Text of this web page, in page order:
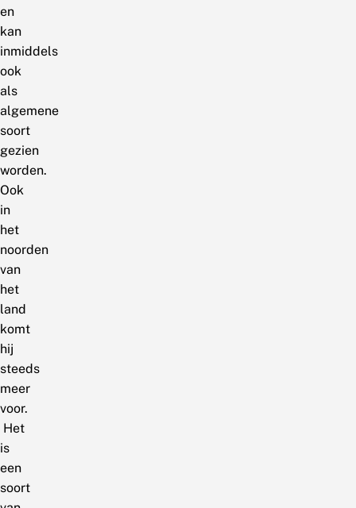
en
kan
inmiddels
ook
als
algemene
soort
gezien
worden.
Ook
in
het
noorden
van
het
land
komt
hij
steeds
meer
voor.
Het
is
een
soort